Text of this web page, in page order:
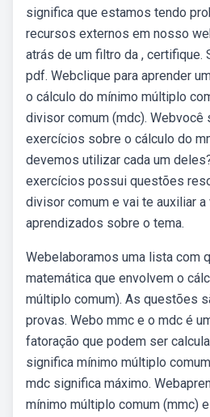
significa que estamos tendo
recursos externos em nosso
atrás de um filtro da , certifique.
pdf. Webclique para aprender
o cálculo do mínimo múltiplo
divisor comum (mdc). Webvocê
exercícios sobre o cálculo do
devemos utilizar cada um
exercícios possui questões
divisor comum e vai te auxiliar
aprendizados sobre o tema.
Webelaboramos uma lista com
matemática que envolvem o
múltiplo comum). As questões
provas. Webo mmc e o mdc é
fatoração que podem ser
significa mínimo múltiplo
mdc significa máximo.
mínimo múltiplo comum (mmc)